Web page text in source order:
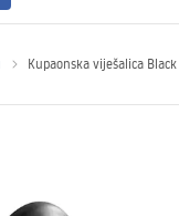
Kupaonska viješalica